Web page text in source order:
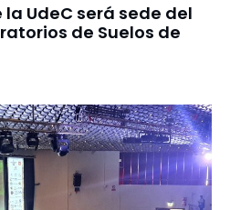
UdeC será sede del
de Suelos de